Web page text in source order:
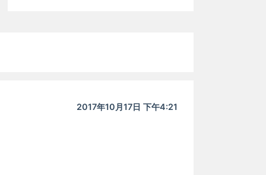
2017年10月17日 下午4:21